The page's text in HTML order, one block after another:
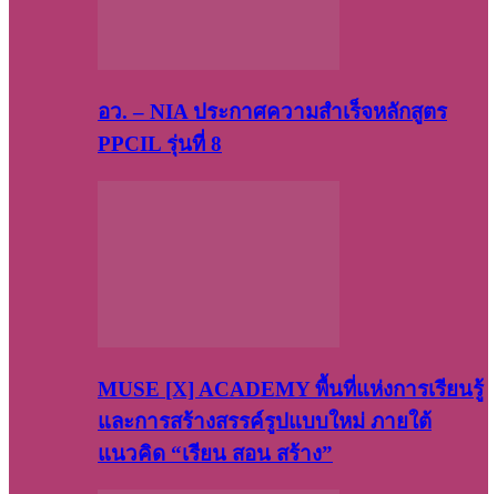
อว. – NIA ประกาศความสำเร็จหลักสูตร
PPCIL รุ่นที่ 8
MUSE [X] ACADEMY พื้นที่แห่งการเรียนรู้
และการสร้างสรรค์รูปแบบใหม่ ภายใต้
แนวคิด “เรียน สอน สร้าง”